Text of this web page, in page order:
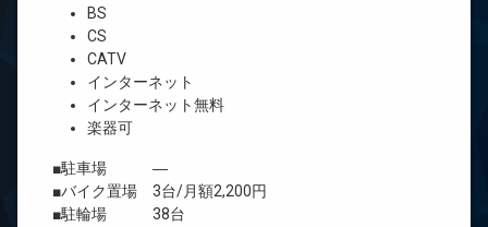
BS
CS
CATV
インターネット
インターネット無料
楽器可
■駐車場 ―
■バイク置場 3台/月額2,200円
■駐輪場 38台